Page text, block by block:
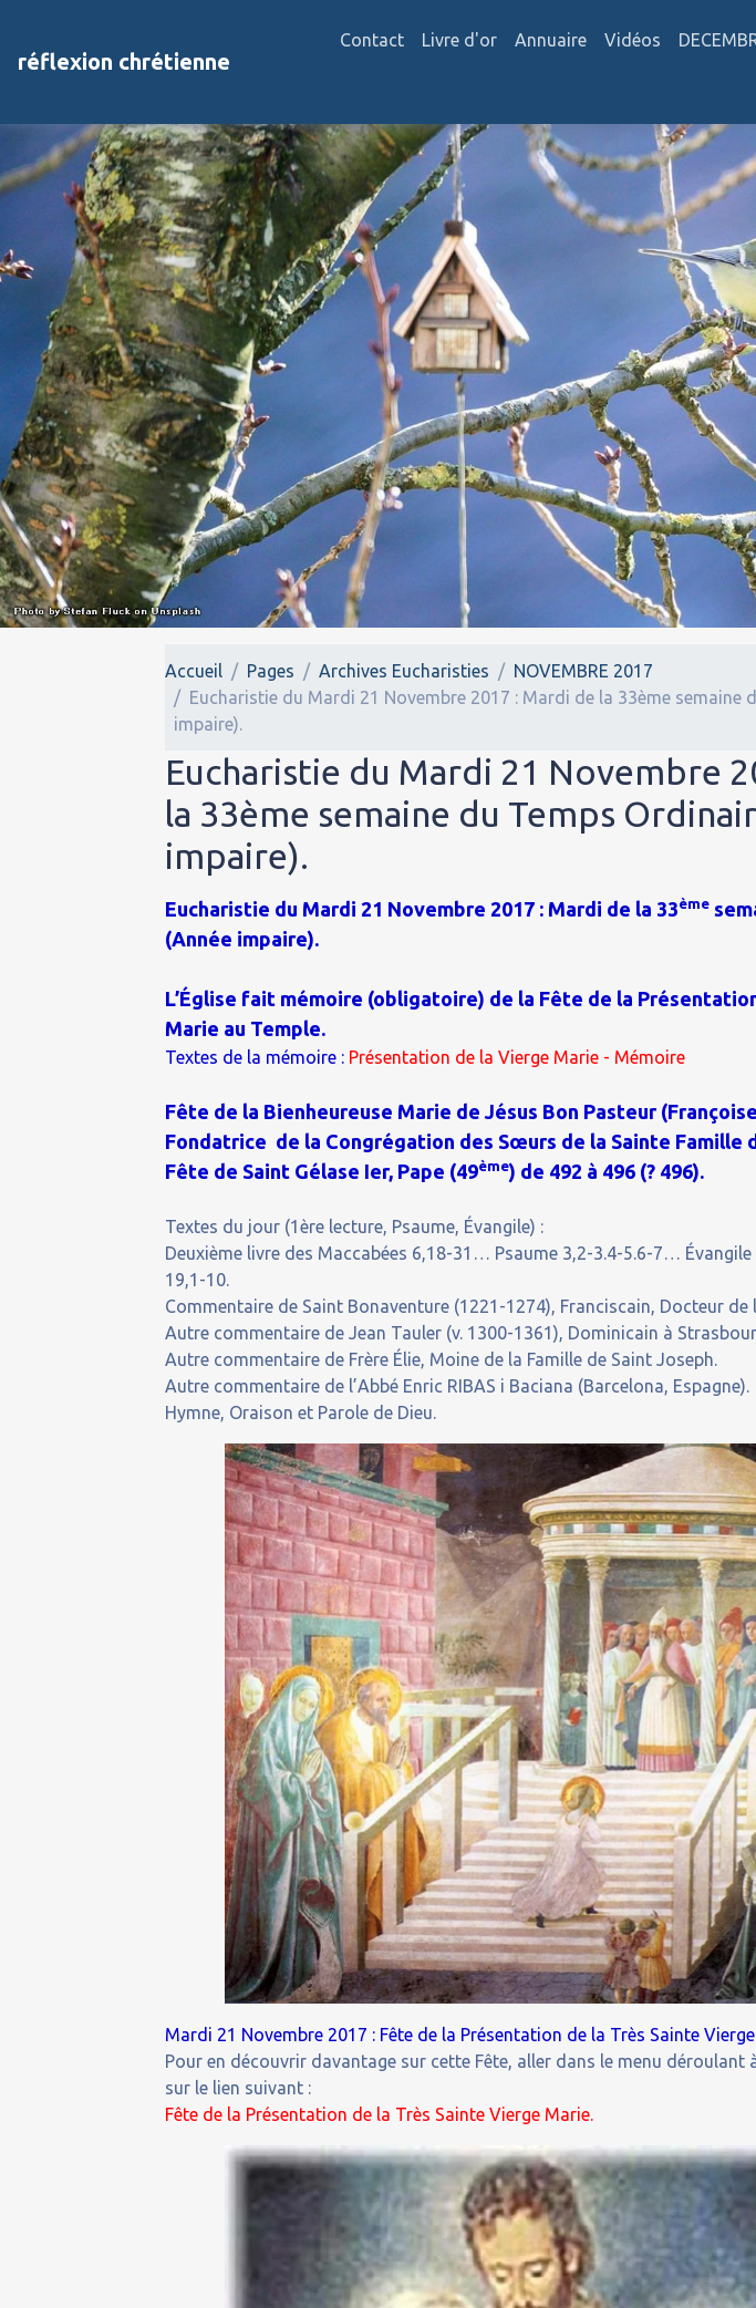
réflexion chrétienne
Contact Livre d'or Annuaire Vidéos
Accueil Pages Archives Eucharisties
NOVEMBRE 2017
Eucharistie du Mardi 21 Novembre 2017 : Mardi de la 33ème semaine
impaire).
Eucharistie du Mardi 21 Novembre
la 33ème semaine du Temps
impaire).
Eucharistie du Mardi 21 Novembre 2017 : Mardi de la 33ème
(Année impaire).
L’Église fait mémoire (obligatoire) de la Fête de la
Marie au Temple.
Textes de la mémoire : Présentation de la Vierge Marie - Mémoire
Fête de la Bienheureuse Marie de Jésus Bon Pasteur
Fondatrice de la Congrégation des Sœurs de la Sainte Famille
Fête de Saint Gélase Ier, Pape (49ème) de 492 à 496 (? 496).
Textes du jour (1ère lecture, Psaume, Évangile) :
Deuxième livre des Maccabées 6,18-31… Psaume 3,2-3.4-5.6-7…
19,1-10.
Commentaire de Saint Bonaventure (1221-1274), Franciscain, Docteur de
Autre commentaire de Jean Tauler (v. 1300-1361), Dominicain à
Autre commentaire de Frère Élie, Moine de la Famille de Saint Joseph.
Autre commentaire de l’Abbé Enric RIBAS i Baciana (Barcelona, Espagne).
Hymne, Oraison et Parole de Dieu.
Mardi 21 Novembre 2017 : Fête de la Présentation de la Très Sainte
Pour en découvrir davantage sur cette Fête, aller dans le menu déroulant
sur le lien suivant :
Fête de la Présentation de la Très Sainte Vierge Marie.